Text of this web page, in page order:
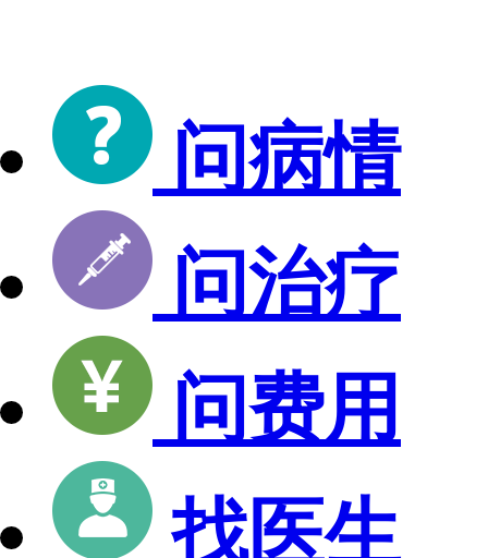
问病情
问治疗
问费用
找医生